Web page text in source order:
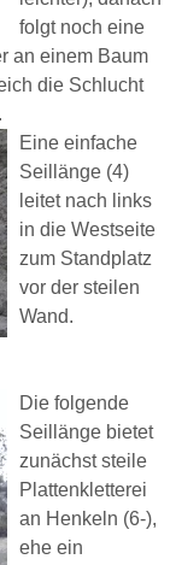
folgt noch eine
an einem Baum
die Schlucht
Eine einfache
Seillänge (4)
leitet nach links
in die Westseite
zum Standplatz
vor der steilen
Wand.
Die folgende
Seillänge bietet
zunächst steile
Plattenkletterei
an Henkeln (6-),
ehe ein